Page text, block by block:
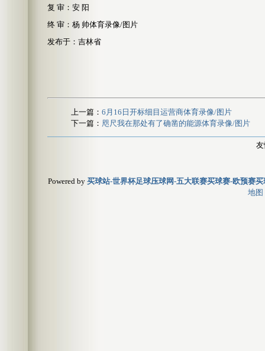
复 审：安 阳
终 审：杨 帅体育录像/图片
发布于：吉林省
上一篇： 6月16日开标细目运营商体育录像/图片
下一篇： 咫尺我在那处有了确凿的能源体育录像/图片
Powered by 买球站-世界杯足球压球网-五大联赛买球赛-欧预赛
地图